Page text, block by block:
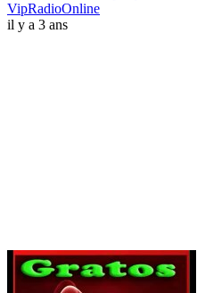
VipRadioOnline
il y a 3 ans